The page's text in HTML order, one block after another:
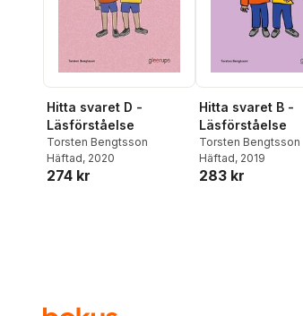
Hitta svaret D -
Läsförståelse
Torsten Bengtsson
Häftad, 2020
274 kr
Hitta svaret B -
Läsförståelse
Torsten Bengtsson
Häftad, 2019
283 kr